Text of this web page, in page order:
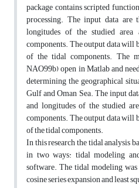
package contains scripted
processing. The input data are
longitudes of the studied
components. The output data will
of the tidal components. The
NAO99b) open in Matlab and
determining the geographical
Gulf and Oman Sea. The input
and longitudes of the studied
components. The output data will
of the tidal components.
In this research the tidal analysis
in two ways: tidal modeling
software. The tidal modeling
cosine series expansion and least